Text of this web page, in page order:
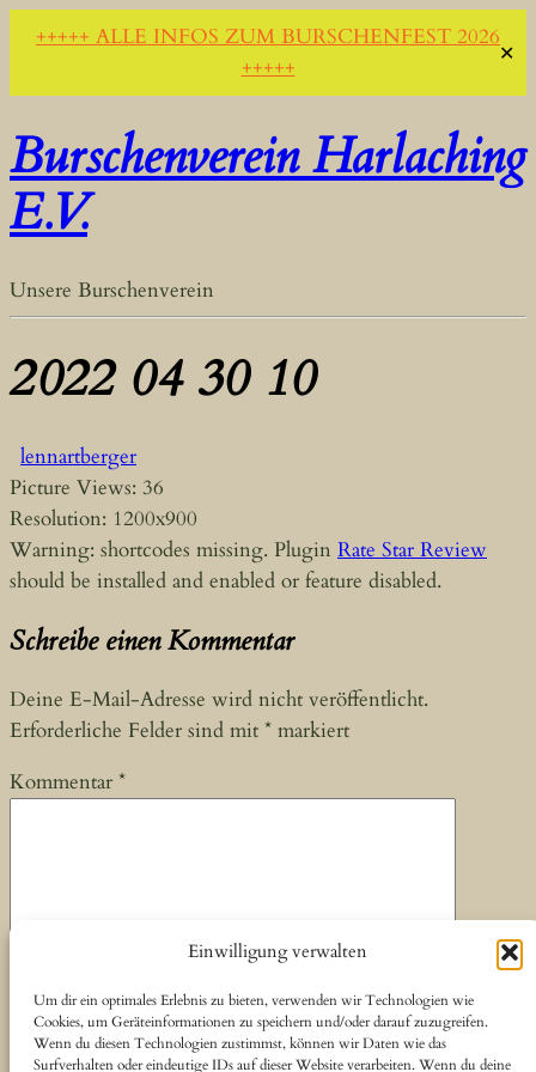
+++++ ALLE INFOS ZUM BURSCHENFEST 2026
+++++
✕
Einwilligung verwalten
Um dir ein optimales Erlebnis zu bieten, verwenden wir Technologien wie
Cookies, um Geräteinformationen zu speichern und/oder darauf zuzugreifen.
Wenn du diesen Technologien zustimmst, können wir Daten wie das
Surfverhalten oder eindeutige IDs auf dieser Website verarbeiten. Wenn du deine
Burschenverein Harlaching
E.V.
Unsere Burschenverein
2022 04 30 10
lennartberger
Picture Views: 36
Resolution: 1200x900
Warning: shortcodes missing. Plugin Rate Star Review
should be installed and enabled or feature disabled.
Schreibe einen Kommentar
Deine E-Mail-Adresse wird nicht veröffentlicht.
Erforderliche Felder sind mit * markiert
Kommentar *
Name*
E-Mail-Adresse*